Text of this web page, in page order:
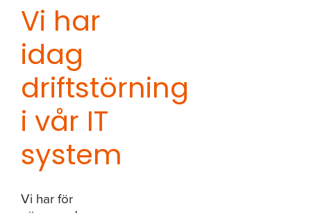
Vi har
idag
driftstörning
i vår IT
system
Vi har för